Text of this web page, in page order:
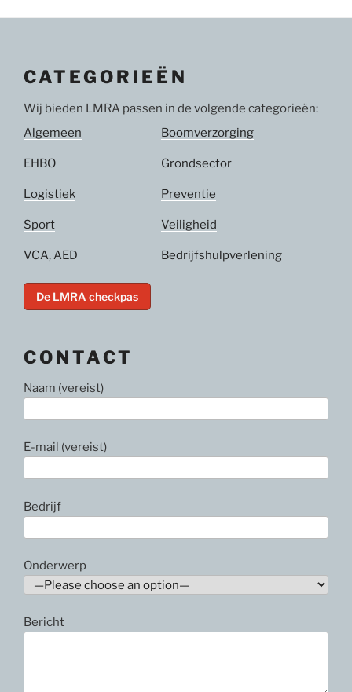
CATEGORIEËN
Wij bieden LMRA passen in de volgende categorieën:
Algemeen
Boomverzorging
EHBO Grondsector
Logistiek Preventie
Sport Veiligheid
VCA,AED Bedrijfshulpverlening
De LMRA checkpas
CONTACT
Naam (vereist)
E-mail (vereist)
Bedrijf
Onderwerp
Bericht